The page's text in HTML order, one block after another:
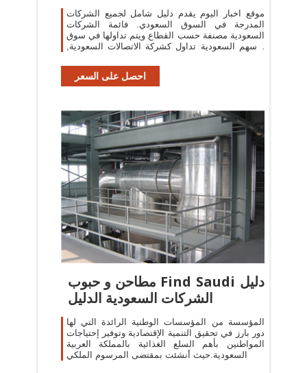
موقع اخبار اليوم يقدم دليل شامل لجميع الشركات
المدرجة في السوق السعودي. فائمة الشركات
السعودية مصنفة حسب القطاع ويتم تداولها في سوق
الاسهم السعودية تداول كشركة الاتصالات السعودية,
احصل على السعر
مطاحن و حبوب Find Saudi دليل
الشركات السعودية الدليل
المؤسسة من المؤسسات الوطنية الرائدة التي لها
دور بارز في تحقيق التنمية الإقتصادية وتوفير إحتياجات
المواطنين بأهم السلع الغذائية بالمملكة العربية
السعودية.حيث أنشئت بمقتضى المرسوم الملكي